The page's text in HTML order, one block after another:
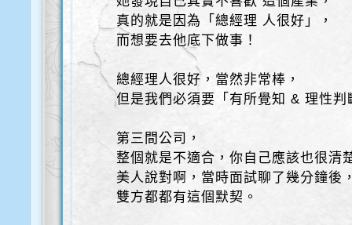
真的就是因為「總經理 人很好」，
而想要去他底下做事！
總經理人很好，當然非常棒，
但是我們必須要「有所覺知 & 理性判
第三間公司，
整個就是不適合，你自己應該也很清
美人說對啊，當時面試聊了幾分鐘後
雙方都都有這個默契。